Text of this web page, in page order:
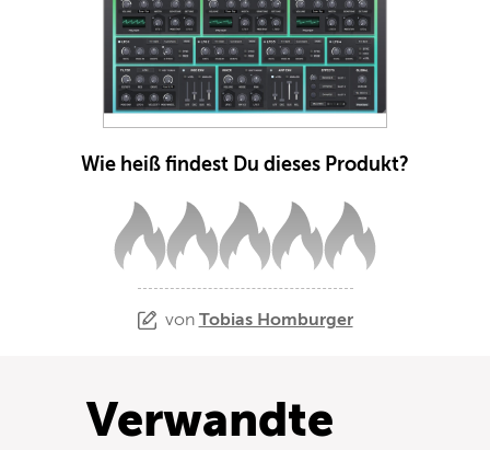
Wie heiß findest Du dieses Produkt?
von Tobias Homburger
Verwandte